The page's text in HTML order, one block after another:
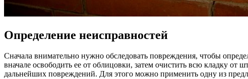
Определение неисправностей
Сначала внимательно нужно обследовать повреждения, чтобы
вначале освободить ее от облицовки, затем очистить всю кладку от
дальнейших повреждений. Для этого можно применить одну из